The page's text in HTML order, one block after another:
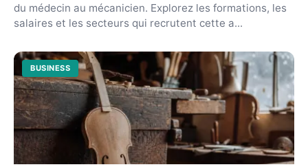
du médecin au mécanicien. Explorez les formations, les
salaires et les secteurs qui recrutent cette a...
BUSINESS